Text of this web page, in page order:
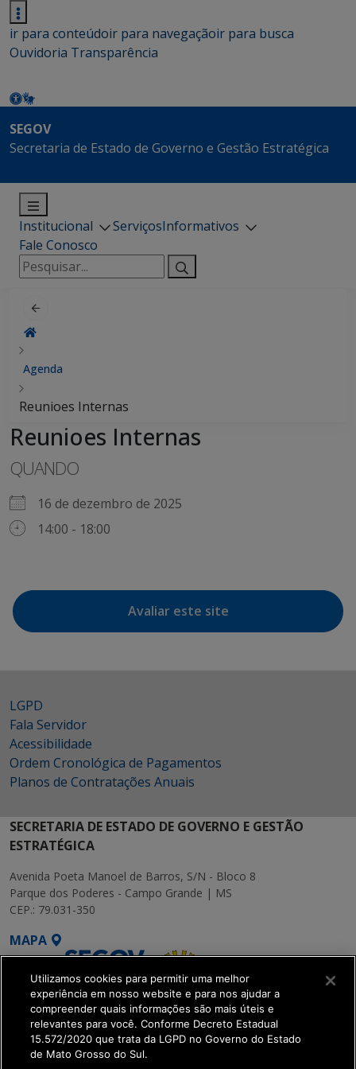
ir para conteúdoir para navegaçãoir para busca
Ouvidoria Transparência
SEGOV
Secretaria de Estado de Governo e Gestão Estratégica
Institucional ServiçosInformativos
Fale Conosco
Pesquisar
por:
Agenda
Reunioes Internas
Reunioes Internas
QUANDO
16 de dezembro de 2025
14:00 - 18:00
Avaliar este site
LGPD
Fala Servidor
Acessibilidade
Ordem Cronológica de Pagamentos
Planos de Contratações Anuais
SECRETARIA DE ESTADO DE GOVERNO E GESTÃO
ESTRATÉGICA
Avenida Poeta Manoel de Barros, S/N - Bloco 8
Parque dos Poderes - Campo Grande | MS
CEP.: 79.031-350
MAPA
SETDIG | Secretaria-
Executiva de
Utilizamos cookies para permitir uma melhor
experiência em nosso website e para nos ajudar a
compreender quais informações são mais úteis e
relevantes para você. Conforme Decreto Estadual
15.572/2020 que trata da LGPD no Governo do Estado
de Mato Grosso do Sul.